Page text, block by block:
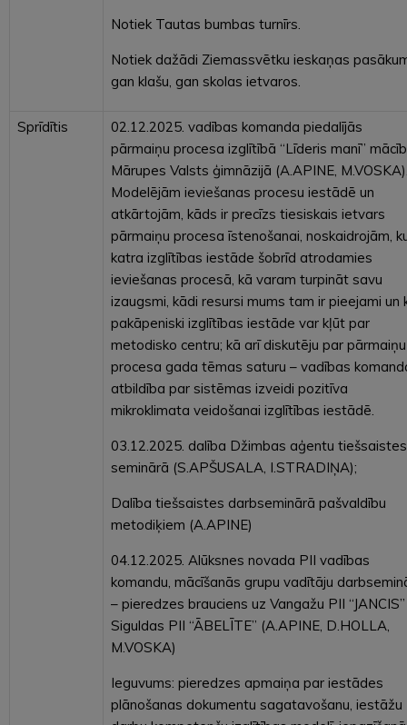
Notiek Tautas bumbas turnīrs.
Notiek dažādi Ziemassvētku ieskaņas
gan klašu, gan skolas ietvaros.
Sprīdītis
02.12.2025. vadības komanda piedalījās
pārmaiņu procesa izglītībā “Līderis manī”
Mārupes Valsts ģimnāzijā (A.APINE,
Modelējām ieviešanas procesu iestādē un
atkārtojām, kāds ir precīzs tiesiskais ietvars
pārmaiņu procesa īstenošanai, noskaidrojām,
katra izglītības iestāde šobrīd atrodamies
ieviešanas procesā, kā varam turpināt savu
izaugsmi, kādi resursi mums tam ir pieejami un
pakāpeniski izglītības iestāde var kļūt par
metodisko centru; kā arī diskutēju par pārmaiņu
procesa gada tēmas saturu – vadības
atbildība par sistēmas izveidi pozitīva
mikroklimata veidošanai izglītības iestādē.
03.12.2025. dalība Džimbas aģentu tiešsaistes
seminārā (S.APŠUSALA, I.STRADIŅA);
Dalība tiešsaistes darbseminārā pašvaldību
metodiķiem (A.APINE)
04.12.2025. Alūksnes novada PII vadības
komandu, mācīšanās grupu vadītāju
– pieredzes brauciens uz Vangažu PII
Siguldas PII “ĀBELĪTE” (A.APINE, D.HOLLA,
M.VOSKA)
Ieguvums: pieredzes apmaiņa par iestādes
plānošanas dokumentu sagatavošanu, iestāžu